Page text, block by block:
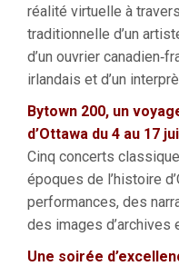
réalité virtuelle à
traditionnelle d’un
d’un ouvrier
irlandais et d’un
Bytown 200, un
d’Ottawa du 4 au 17
Cinq concerts
époques de l’histoire
performances, des
des images d’archives
Une soirée